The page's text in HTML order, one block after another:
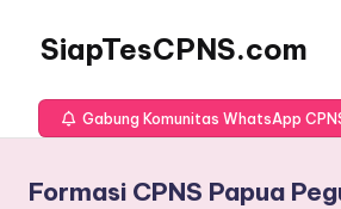
SiapTesCPNS.com
Gabung Komunitas WhatsApp
Formasi CPNS Papua